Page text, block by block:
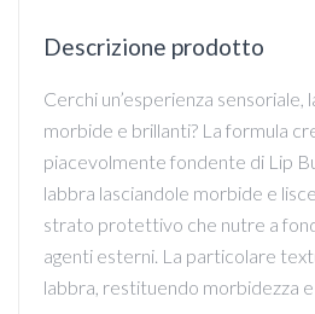
Descrizione prodotto
Cerchi un’esperienza sensoriale,
morbide e brillanti? La formula
piacevolmente fondente di Lip
labbra lasciandole morbide e
strato protettivo che nutre a
agenti esterni. La particolare
labbra, restituendo morbidezza e